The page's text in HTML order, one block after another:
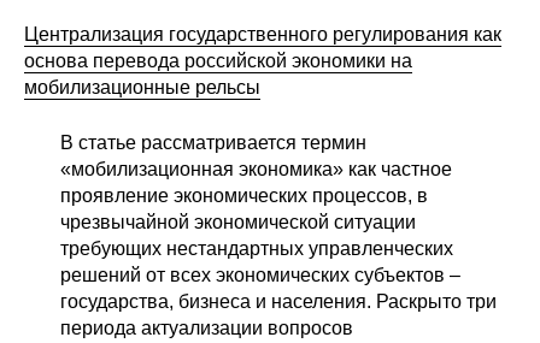
Выпуски
Редакционная этика
Информация для авторов
Общие требования
Стандарты оформления
Централизация государственного регулирования как
основа перевода российской экономики на
мобилизационные рельсы
В статье рассматривается термин
«мобилизационная экономика» как частное
проявление экономических процессов, в
чрезвычайной экономической ситуации
требующих нестандартных управленческих
решений от всех экономических субъектов –
государства, бизнеса и населения. Раскрыто три
периода актуализации вопросов